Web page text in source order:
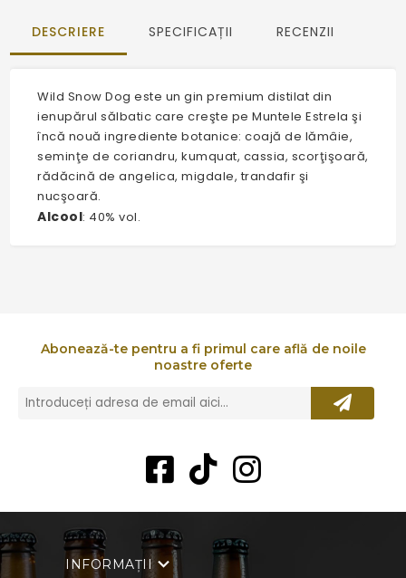
DESCRIERE SPECIFICAȚII RECENZII
Wild Snow Dog este un gin premium distilat din
ienupărul sălbatic care creşte pe Muntele Estrela şi
încă nouă ingrediente botanice: coajă de lămâie,
seminţe de coriandru, kumquat, cassia, scorţişoară,
rădăcină de angelica, migdale, trandafir şi
nucşoară.
Alcool: 40% vol.
Abonează-te pentru a fi primul care află de noile
noastre oferte
INFORMAȚII